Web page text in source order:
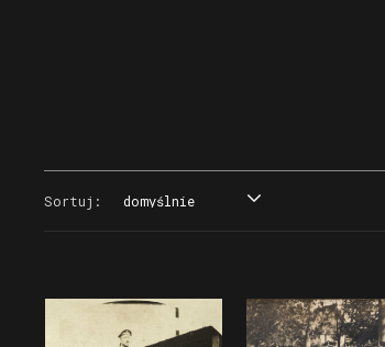
Sortuj:
domyślnie
miejsce